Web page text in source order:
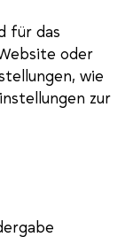
für das
oder
wie
zur